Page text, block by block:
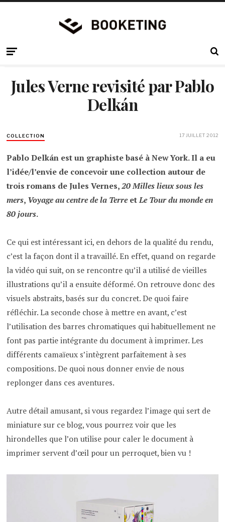
Jules Verne revisité par Pablo
Delkán
COLLECTION 17 JUILLET 2012
Pablo Delkán est un graphiste basé à New York. Il a eu
l’idée/l’envie de concevoir une collection autour de
trois romans de Jules Vernes,20 Milles lieux sous les
mers, Voyage au centre de la TerreetLe Tour du monde en
80 jours.
Ce qui est intéressant ici, en dehors de la qualité du rendu,
c’est la façon dont il a travaillé. En effet, quand on regarde
la vidéo qui suit, on se rencontre qu’il a utilisé de vieilles
illustrations qu’il a ensuite déformé. On retrouve donc des
visuels abstraits, basés sur du concret. De quoi faire
réfléchir. La seconde chose à mettre en avant, c’est
l’utilisation des barres chromatiques qui habituellement ne
font pas partie intégrante du document à imprimer. Les
différents camaïeux s’intègrent parfaitement à ses
compositions. De quoi nous donner envie de nous
replonger dans ces aventures.
Autre détail amusant, si vous regardez l’image qui sert de
miniature sur ce blog, vous pourrez voir que les
hirondelles que l’on utilise pour caler le document à
imprimer servent d’œil pour un perroquet, bien vu !